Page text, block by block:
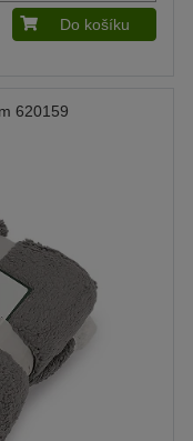
Do košíku
620159